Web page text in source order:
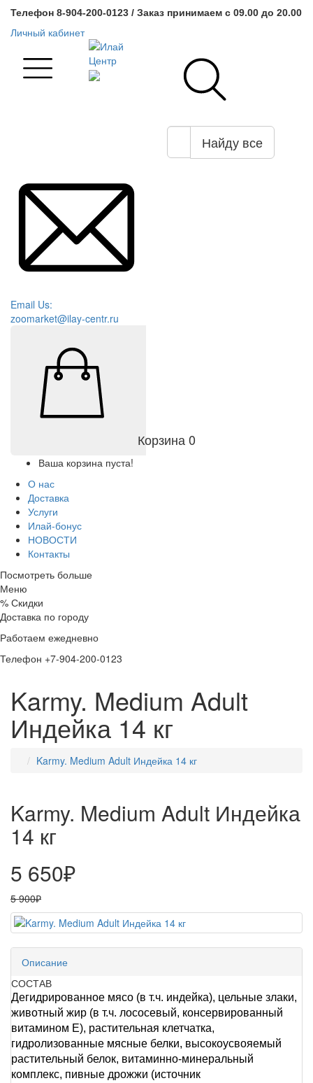
Телефон 8-904-200-0123 / Заказ принимаем с 09.00 до 20.00
Личный кабинет
Найду все
Email Us:
zoomarket@ilay-centr.ru
Корзина0
Ваша корзина пуста!
О нас
Доставка
Услуги
Илай-бонус
НОВОСТИ
Контакты
Посмотреть больше
Меню
% Скидки
Доставка по городу
Работаем ежедневно
Телефон +7-904-200-0123
Karmy. Medium Adult
Индейка 14 кг
Karmy. Medium Adult Индейка 14 кг
Karmy. Medium Adult Индейка
14 кг
5 650₽
5 900₽
Описание
СОСТАВ
Дегидрированное мясо (в т.ч. индейка), цельные злаки,
животный жир (в т.ч. лососевый, консервированный
витамином E), растительная клетчатка,
гидролизованные мясные белки, высокоусвояемый
растительный белок, витаминно-минеральный
комплекс, пивные дрожжи (источник